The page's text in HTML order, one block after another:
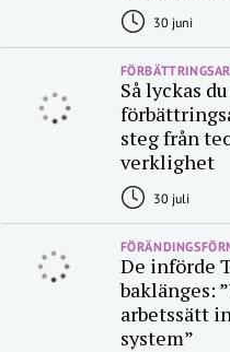
30 juni
Så lyckas
steg från
verklighet
30 juli
De införde
baklänges:
arbetssätt
system”